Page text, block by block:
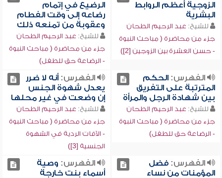
الزوجية أعظم الروابط
البشرية
للشيخ: عبد الرحيم الطحان
جزء من محاضرة ( مباحث النبوة
- حسن العشرة بين الزوجين [2])
الرضيع في إتمام
رضاعه إلى وقت الفطام
وعقوبة من تمنعه ذلك
للشيخ: عبد الرحيم الطحان
جزء من محاضرة ( مباحث النبوة
- الرضاعة حق للطفل)
الفهرس:الحكم
المترتبة على التفريق
بين شهادة الرجل والمرأة
للشيخ: عبد الرحيم الطحان
جزء من محاضرة ( مباحث النبوة
- الرضاعة حق للطفل)
الفهرس:أنه لا ضرر
يعدل شهوة الجنس
إن وضعت في غير محلها
للشيخ: عبد الرحيم الطحان
جزء من محاضرة ( مباحث النبوة
- الآفات الردية في الشهوة
الجنسية [3])
الفهرس:فضل
المؤمنات من نساء
الفهرس: وصية
أسماء بنت خارجة